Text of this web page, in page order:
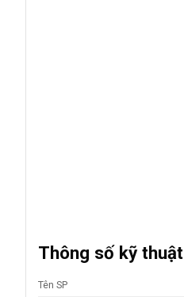
Thông số kỹ thuật
Tên SP